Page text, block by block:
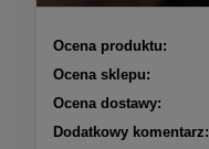
Ocena produktu:
Ocena sklepu:
Ocena dostawy:
Dodatkowy komentarz: